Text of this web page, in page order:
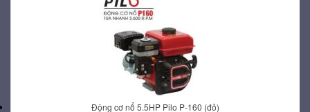
Động cơ nổ 5.5HP Pilo P-160 (đỏ)